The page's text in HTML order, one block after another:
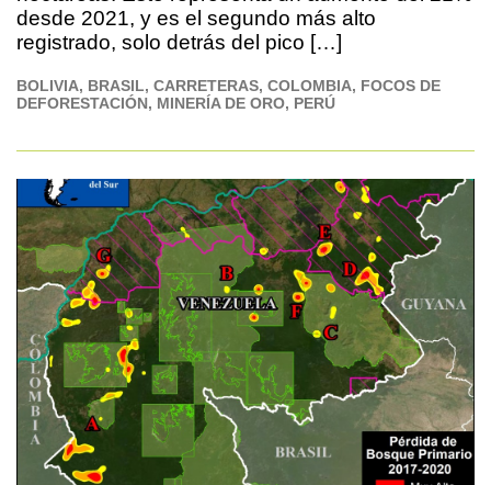
desde 2021, y es el segundo más alto
registrado, solo detrás del pico […]
BOLIVIA BRASIL CARRETERAS COLOMBIA FOCOS DE
DEFORESTACIÓN MINERÍA DE ORO PERÚ